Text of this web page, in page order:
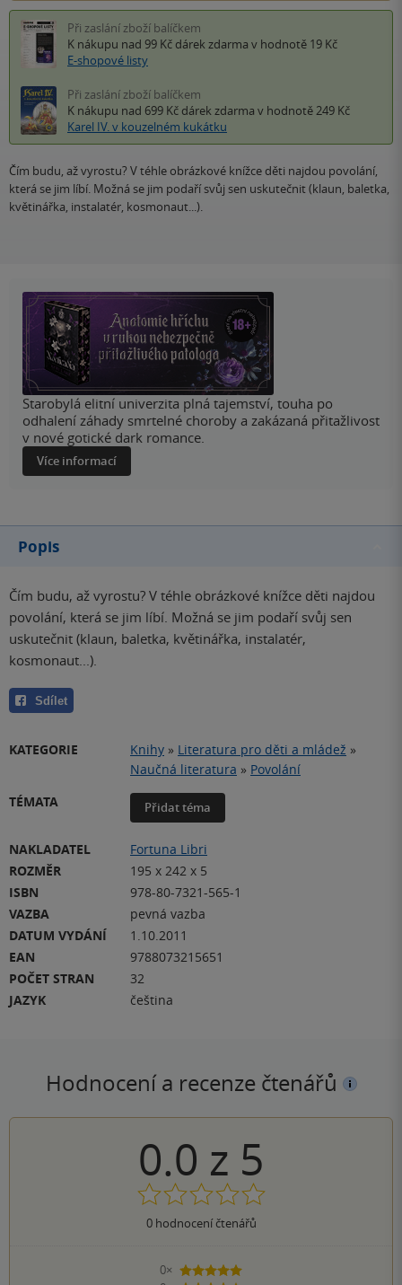
Při zaslání zboží balíčkem
K nákupu nad 99 Kč dárek zdarma v hodnotě 19 Kč
E-shopové listy
Při zaslání zboží balíčkem
K nákupu nad 699 Kč dárek zdarma v hodnotě 249 Kč
Karel IV. v kouzelném kukátku
Čím budu, až vyrostu? V téhle obrázkové knížce děti najdou povolání,
která se jim líbí. Možná se jim podaří svůj sen uskutečnit (klaun, baletka,
květinářka, instalatér, kosmonaut...).
Starobylá elitní univerzita plná tajemství, touha po
odhalení záhady smrtelné choroby a zakázaná přitažlivost
v nové gotické dark romance.
Více informací
Popis
Čím budu, až vyrostu? V téhle obrázkové knížce děti najdou
povolání, která se jim líbí. Možná se jim podaří svůj sen
uskutečnit (klaun, baletka, květinářka, instalatér,
kosmonaut...).
Sdílet
KATEGORIE Knihy » Literatura pro děti a mládež »
Naučná literatura » Povolání
TÉMATA
Přidat téma
NAKLADATEL
Fortuna Libri
ROZMĚR
195 x 242 x 5
ISBN
978-80-7321-565-1
VAZBA
pevná vazba
DATUM VYDÁNÍ
1.10.2011
EAN
9788073215651
POČET STRAN
32
JAZYK
čeština
Hodnocení a recenze čtenářů
0.0 z 5
0hodnocení čtenářů
0×
5 hvězdiček